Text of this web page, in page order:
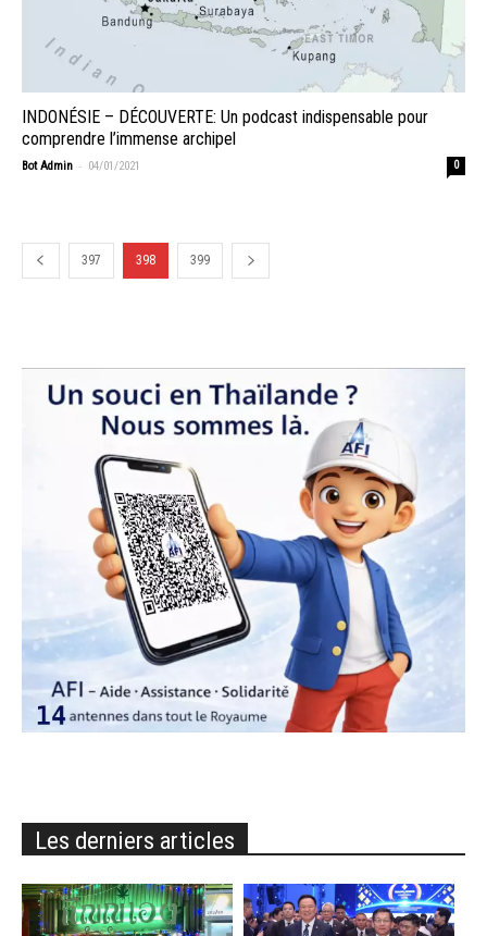
INDONÉSIE – DÉCOUVERTE: Un podcast indispensable pour
comprendre l’immense archipel
Bot Admin - 04/01/2021 0
397 398 399
Les derniers articles